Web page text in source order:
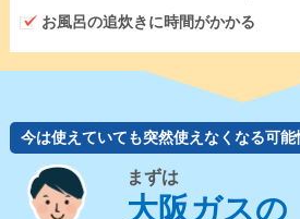
お風呂の追炊きに時間がかかる
今は使えていても突然使えなくなる可能
まずは
大阪ガスの